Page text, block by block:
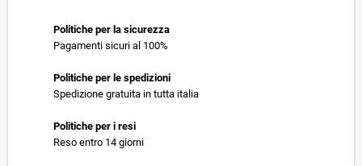
Politiche per la sicurezza
Pagamenti sicuri al 100%
Politiche per le spedizioni
Spedizione gratuita in tutta italia
Politiche per i resi
Reso entro 14 giorni